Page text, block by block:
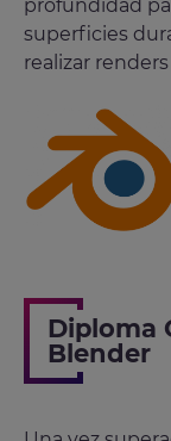
profundidad
superficies
realizar
Diploma
Blender